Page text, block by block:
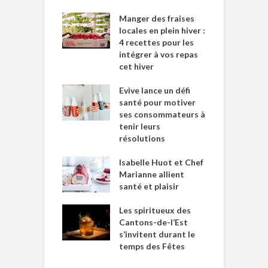
Manger des fraises
locales en plein hiver :
4 recettes pour les
intégrer à vos repas
cet hiver
Evive lance un défi
santé pour motiver
ses consommateurs à
tenir leurs
résolutions
Isabelle Huot et Chef
Marianne allient
santé et plaisir
Les spiritueux des
Cantons-de-l’Est
s’invitent durant le
temps des Fêtes